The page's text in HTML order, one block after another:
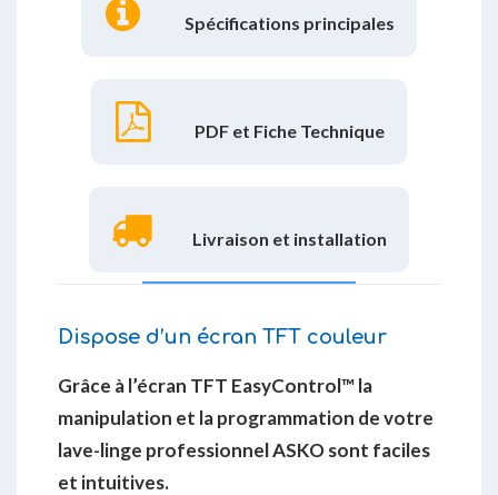
Spécifications principales
PDF et Fiche Technique
Livraison et installation
Dispose d’un écran TFT couleur
Grâce à l’écran TFT EasyControl™ la
manipulation et la programmation de votre
lave-linge professionnel ASKO sont faciles
et intuitives.